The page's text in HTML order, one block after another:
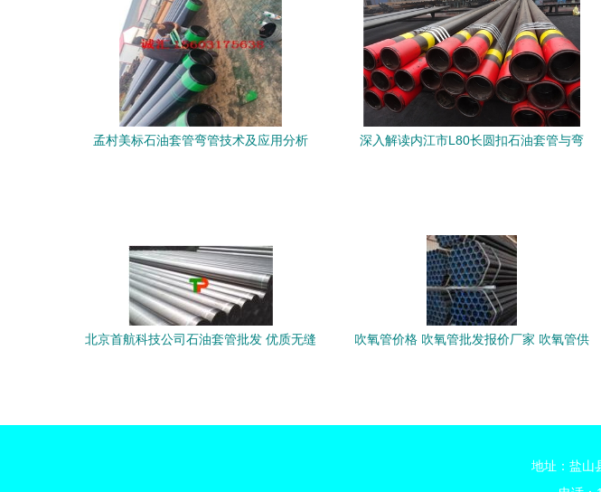
孟村美标石油套管弯管技术及应用分析
深入解读内江市L80长圆扣石油套管与弯
北京首航科技公司石油套管批发 优质无缝
吹氧管价格 吹氧管批发报价厂家 吹氧管供
地址：盐山